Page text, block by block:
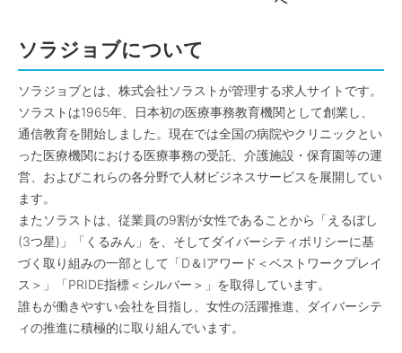
ソラジョブについて
ソラジョブとは、株式会社ソラストが管理する求人サイトです。
ソラストは1965年、日本初の医療事務教育機関として創業し、
通信教育を開始しました。現在では全国の病院やクリニックとい
った医療機関における医療事務の受託、介護施設・保育園等の運
営、およびこれらの各分野で人材ビジネスサービスを展開してい
ます。
またソラストは、従業員の9割が女性であることから「えるぼし
(3つ星)」「くるみん」を、そしてダイバーシティポリシーに基
づく取り組みの一部として「D＆Iアワード＜ベストワークプレイ
ス＞」「PRIDE指標＜シルバー＞」を取得しています。
誰もが働きやすい会社を目指し、女性の活躍推進、ダイバーシテ
ィの推進に積極的に取り組んでいます。